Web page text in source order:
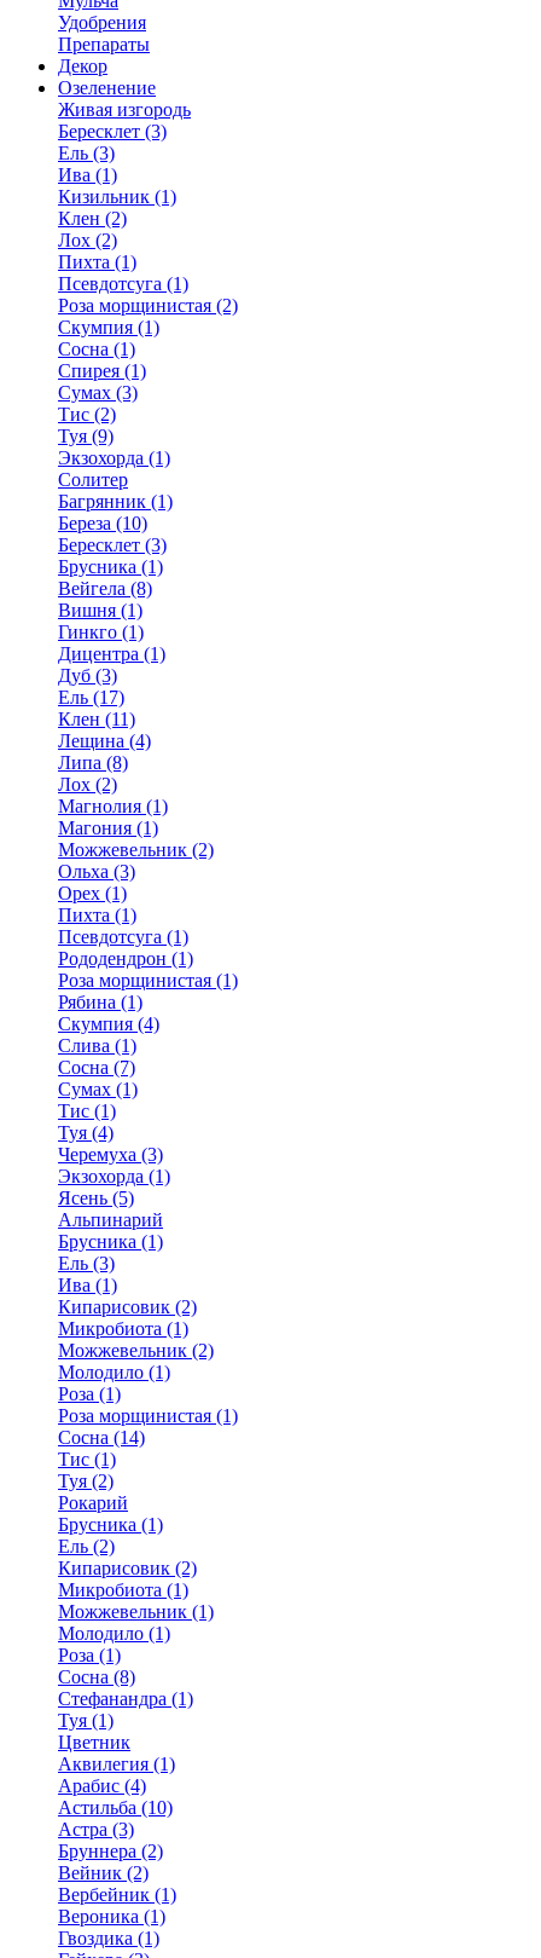
Удобрения
Препараты
Декор
Озеленение
Живая изгородь
Бересклет (3)
Ель (3)
Ива (1)
Кизильник (1)
Клен (2)
Лох (2)
Пихта (1)
Псевдотсуга (1)
Роза морщинистая (2)
Скумпия (1)
Сосна (1)
Спирея (1)
Сумах (3)
Тис (2)
Туя (9)
Экзохорда (1)
Солитер
Багрянник (1)
Береза (10)
Бересклет (3)
Брусника (1)
Вейгела (8)
Вишня (1)
Гинкго (1)
Дицентра (1)
Дуб (3)
Ель (17)
Клен (11)
Лещина (4)
Липа (8)
Лох (2)
Магнолия (1)
Магония (1)
Можжевельник (2)
Ольха (3)
Орех (1)
Пихта (1)
Псевдотсуга (1)
Рододендрон (1)
Роза морщинистая (1)
Рябина (1)
Скумпия (4)
Слива (1)
Сосна (7)
Сумах (1)
Тис (1)
Туя (4)
Черемуха (3)
Экзохорда (1)
Ясень (5)
Альпинарий
Брусника (1)
Ель (3)
Ива (1)
Кипарисовик (2)
Микробиота (1)
Можжевельник (2)
Молодило (1)
Роза (1)
Роза морщинистая (1)
Сосна (14)
Тис (1)
Туя (2)
Рокарий
Брусника (1)
Ель (2)
Кипарисовик (2)
Микробиота (1)
Можжевельник (1)
Молодило (1)
Роза (1)
Сосна (8)
Стефанандра (1)
Туя (1)
Цветник
Аквилегия (1)
Арабис (4)
Астильба (10)
Астра (3)
Бруннера (2)
Вейник (2)
Вербейник (1)
Вероника (1)
Гвоздика (1)